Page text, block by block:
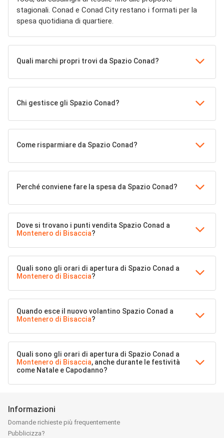
stagionali. Conad e Conad City restano i formati per la
spesa quotidiana di quartiere.
Quali marchi propri trovi da Spazio Conad?
Chi gestisce gli Spazio Conad?
Come risparmiare da Spazio Conad?
Perché conviene fare la spesa da Spazio Conad?
Dove si trovano i punti vendita Spazio Conad a
Montenero di Bisaccia?
Quali sono gli orari di apertura di Spazio Conad a
Montenero di Bisaccia?
Quando esce il nuovo volantino Spazio Conad a
Montenero di Bisaccia?
Quali sono gli orari di apertura di Spazio Conad a
Montenero di Bisaccia, anche durante le festività
come Natale e Capodanno?
Informazioni
Domande richieste più frequentemente
Pubblicizza?